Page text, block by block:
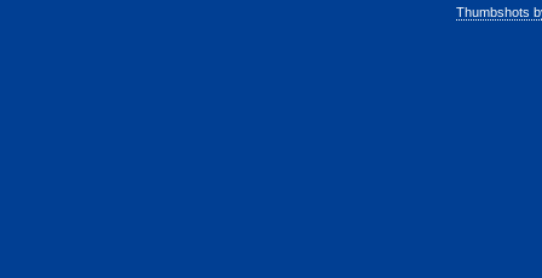
Thumbshots